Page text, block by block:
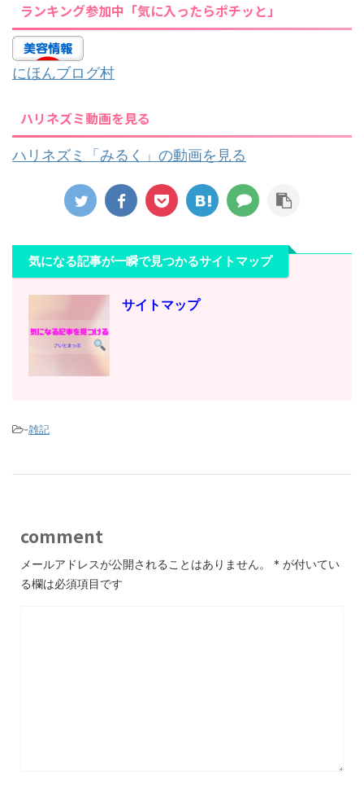
ランキング参加中「気に入ったらポチッと」
にほんブログ村
ハリネズミ動画を見る
ハリネズミ「みるく」の動画を見る
気になる記事が一瞬で見つかるサイトマップ
サイトマップ
-雑記
comment
メールアドレスが公開されることはありません。 * が付いてい
る欄は必須項目です